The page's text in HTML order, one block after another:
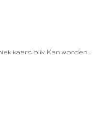
kaars blik. Kan worden…